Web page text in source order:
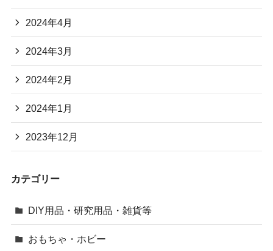
2024年4月
2024年3月
2024年2月
2024年1月
2023年12月
カテゴリー
DIY用品・研究用品・雑貨等
おもちゃ・ホビー